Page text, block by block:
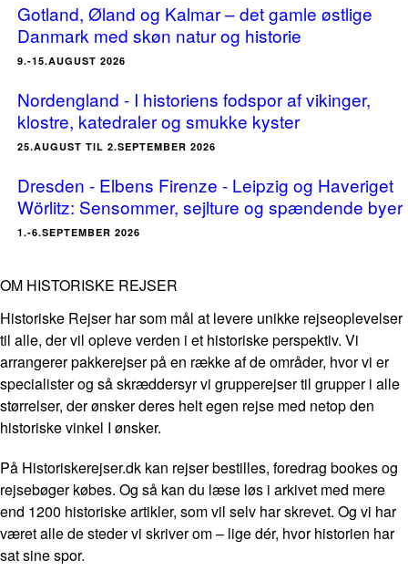
Gotland, Øland og Kalmar – det gamle østlige
Danmark med skøn natur og historie
9.-15.AUGUST 2026
Nordengland - I historiens fodspor af vikinger,
klostre, katedraler og smukke kyster
25.AUGUST TIL 2.SEPTEMBER 2026
Dresden - Elbens Firenze - Leipzig og Haveriget
Wörlitz: Sensommer, sejlture og spændende byer
1.-6.SEPTEMBER 2026
OM HISTORISKE REJSER
Historiske Rejser har som mål at levere unikke rejseoplevelser
til alle, der vil opleve verden i et historiske perspektiv. Vi
arrangerer pakkerejser på en række af de områder, hvor vi er
specialister og så skræddersyr vi grupperejser til grupper i alle
størrelser, der ønsker deres helt egen rejse med netop den
historiske vinkel I ønsker.
På Historiskerejser.dk kan rejser bestilles, foredrag bookes og
rejsebøger købes. Og så kan du læse løs i arkivet med mere
end 1200 historiske artikler, som vil selv har skrevet. Og vi har
været alle de steder vi skriver om – lige dér, hvor historien har
sat sine spor.